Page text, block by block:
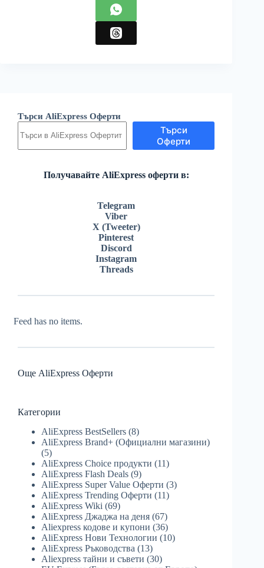
Търси AliExpress Оферти
Търси
Оферти
Получавайте AliExpress оферти в:
Telegram
Viber
X (Tweeter)
Pinterest
Discord
Instagram
Threads
Feed has no items.
Още AliExpress Оферти
Категории
AliExpress BestSellers (8)
AliExpress Brand+ (Официални магазини)
(5)
AliExpress Choice продукти (11)
AliExpress Flash Deals (9)
AliExpress Super Value Оферти (3)
AliExpress Trending Оферти (11)
AliExpress Wiki (69)
AliExpress Джаджа на деня (67)
Aliexpress кодове и купони (36)
AliExpress Нови Технологии (10)
AliExpress Ръководства (13)
Aliexpress тайни и съвети (30)